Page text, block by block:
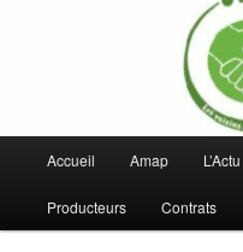
principal
Accueil Amap L’Actu
Producteurs Contrats